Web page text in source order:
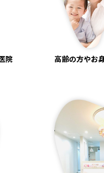
院 高齢の方やお